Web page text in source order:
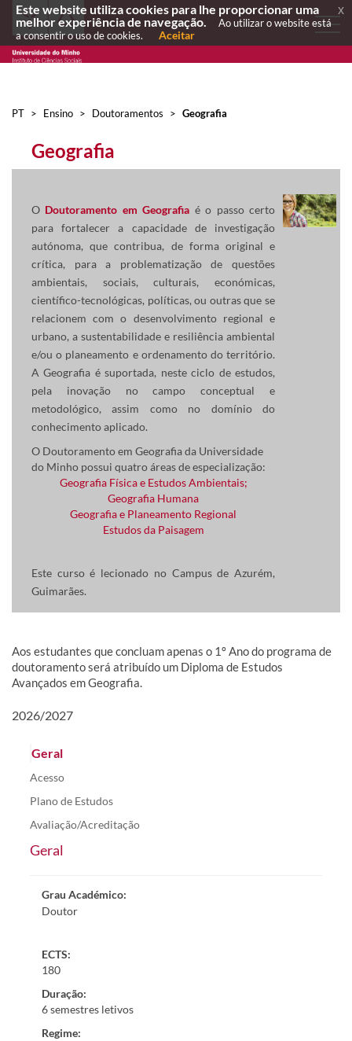
PT > Ensino > Doutoramentos > Geografia
Geografia
O Doutoramento em Geografia é o passo certo
para fortalecer a capacidade de investigação
autónoma, que contribua, de forma original e
crítica, para a problematização de questões
ambientais, sociais, culturais, económicas,
científico-tecnológicas, políticas, ou outras que se
relacionem com o desenvolvimento regional e
urbano, a sustentabilidade e resiliência ambiental
e/ou o planeamento e ordenamento do território.
A Geografia é suportada, neste ciclo de estudos,
pela inovação no campo conceptual e
metodológico, assim como no domínio do
conhecimento aplicado.
O Doutoramento em Geografia da Universidade
do Minho possui quatro áreas de especialização:
Geografia Física e Estudos Ambientais;
Geografia Humana
Geografia e Planeamento Regional
Estudos da Paisagem
Este curso é lecionado no Campus de Azurém,
Guimarães.
Aos estudantes que concluam apenas o 1º Ano do programa de
doutoramento será atribuído um Diploma de Estudos
Avançados em Geografia.
2026/2027
Geral
Acesso
Plano de Estudos
Avaliação/Acreditação
Geral
Grau Académico:
Doutor
ECTS:
180
Duração:
6 semestres letivos
Regime:
Este website utiliza cookies para lhe proporcionar uma
melhor experiência de navegação.
Ao utilizar o website está
a consentir o uso de cookies.
Aceitar
x